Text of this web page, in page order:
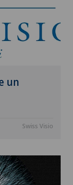
un
Swiss Visio